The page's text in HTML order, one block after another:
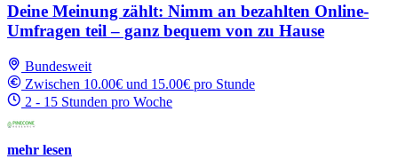
Deine Meinung zählt: Nimm an bezahlten Online-
Umfragen teil – ganz bequem von zu Hause
Bundesweit
Zwischen 10.00€ und 15.00€ pro Stunde
2 - 15 Stunden pro Woche
mehr lesen